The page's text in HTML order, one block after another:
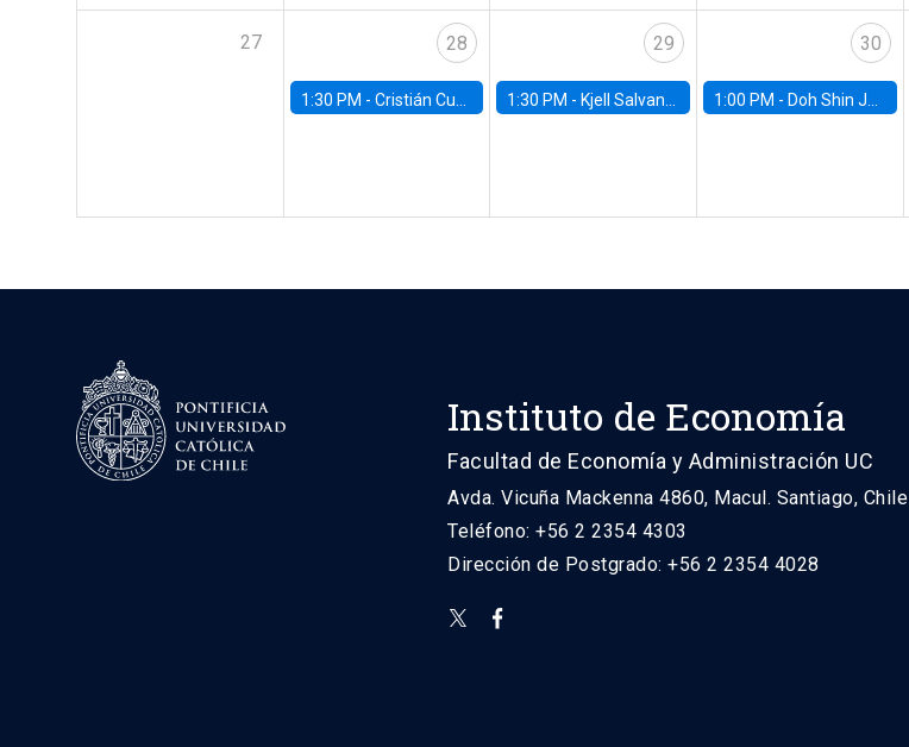
27 28
1:30 PM - Cristián Cuevas, Universidad de Los Andes
29
1:30 PM - Kjell Salvanes, Norwegian School of Economics
30
1:00 PM - Doh Shin Jeon, Toulouse School of Economics
Instituto de Economía
Facultad de Economía y Administración UC
Avda. Vicuña Mackenna 4860, Macul. Santiago, Chile
Teléfono: +56 2 2354 4303
Dirección de Postgrado: +56 2 2354 4028